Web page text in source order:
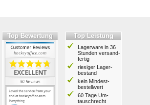
Top Bewertung Top Leistung
Lagerware in 36
Stunden ver­sand­
fertig
riesiger Lager­
bestand
kein Mindest­
bestell­wert
60 Tage Um­
tausch­recht